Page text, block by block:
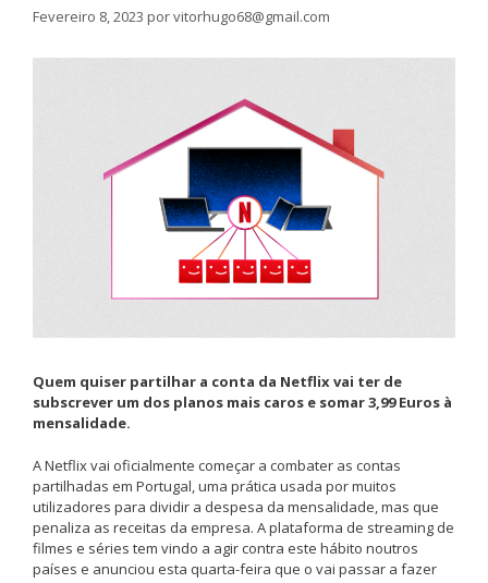
Fevereiro 8, 2023 porvitorhugo68@gmail.com
Quem quiser partilhar a conta da Netflix vai ter de
subscrever um dos planos mais caros e somar 3,99 Euros à
mensalidade.
A Netflix vai oficialmente começar a combater as contas
partilhadas em Portugal, uma prática usada por muitos
utilizadores para dividir a despesa da mensalidade, mas que
penaliza as receitas da empresa. A plataforma de streaming de
filmes e séries tem vindo a agir contra este hábito noutros
países e anunciou esta quarta-feira que o vai passar a fazer